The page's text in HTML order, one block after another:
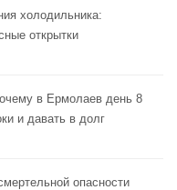
холодильника:
открытки
в Ермолаев день 8
и давать в долг
опасности